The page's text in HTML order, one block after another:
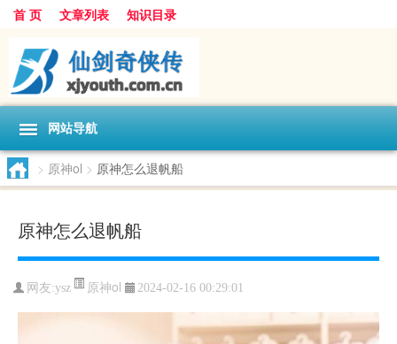
首 页 文章列表 知识目录
网站导航
> 原神ol > 原神怎么退帆船
原神怎么退帆船
网友:ysz 原神ol 2024-02-16 00:29:01